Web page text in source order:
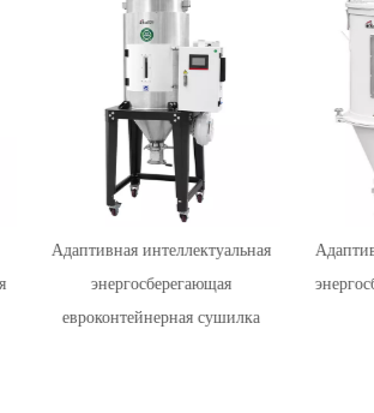
Адаптивная интеллектуальная
энергосберегающая
евроконтейнерная сушилка